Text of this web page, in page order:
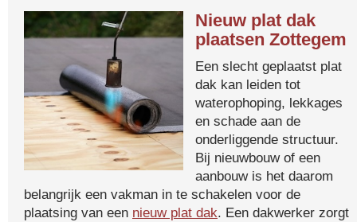
Nieuw plat dak
plaatsen Zottegem
Een slecht geplaatst plat
dak kan leiden tot
waterophoping, lekkages
en schade aan de
onderliggende structuur.
Bij nieuwbouw of een
aanbouw is het daarom
belangrijk een vakman in te schakelen voor de
plaatsing van een nieuw plat dak. Een dakwerker zorgt